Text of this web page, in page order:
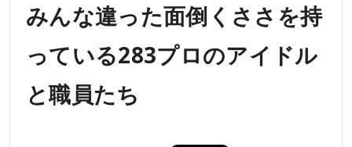
みんな違った面倒くささを持
っている283プロのアイドル
と職員たち